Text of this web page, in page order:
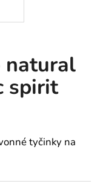
natural
spirit
tyčinky na